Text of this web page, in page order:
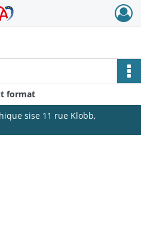
- Colmar
format
sise 11 rue Klobb,